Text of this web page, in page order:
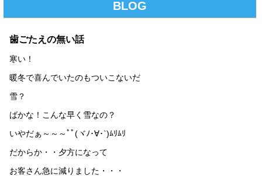
BLOG
歯ごたえの無い話
寒い！
暖冬で喜んでいたのもついこないだ
雪？
ばかな！こんな早く雪なの？
いやだぁ～～～ﾟﾟ(ヾﾉ･∀･`)ﾑﾘﾑﾘ
だからか・・夕方になって
お客さん急に減りました・・・